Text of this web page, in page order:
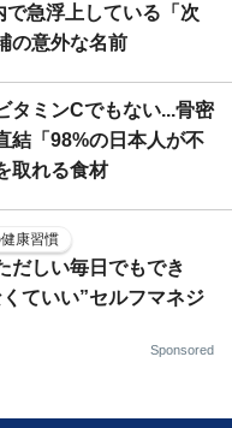
で急浮上している「次
の意外な名前
タミンCでもない...骨密
結「98%の日本人が不
取れる食材
康習慣
だしい毎日でもでき
ていい”セルフマネジ
Sponsored